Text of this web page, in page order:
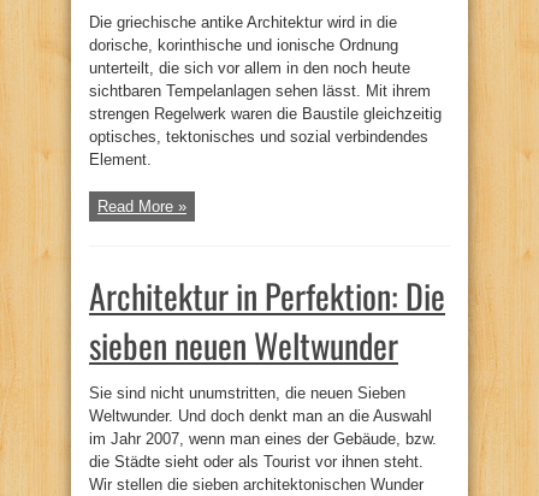
Die griechische antike Architektur wird in die
dorische, korinthische und ionische Ordnung
unterteilt, die sich vor allem in den noch heute
sichtbaren Tempelanlagen sehen lässt. Mit ihrem
strengen Regelwerk waren die Baustile gleichzeitig
optisches, tektonisches und sozial verbindendes
Element.
Read More »
Architektur in Perfektion: Die
sieben neuen Weltwunder
Sie sind nicht unumstritten, die neuen Sieben
Weltwunder. Und doch denkt man an die Auswahl
im Jahr 2007, wenn man eines der Gebäude, bzw.
die Städte sieht oder als Tourist vor ihnen steht.
Wir stellen die sieben architektonischen Wunder